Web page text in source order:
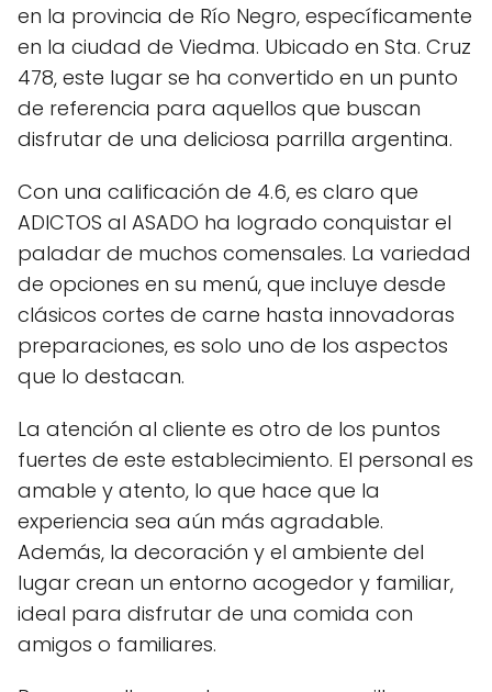
en la provincia de Río Negro, específicamente
en la ciudad de Viedma. Ubicado en Sta. Cruz
478, este lugar se ha convertido en un punto
de referencia para aquellos que buscan
disfrutar de una deliciosa parrilla argentina.
Con una calificación de 4.6, es claro que
ADICTOS al ASADO ha logrado conquistar el
paladar de muchos comensales. La variedad
de opciones en su menú, que incluye desde
clásicos cortes de carne hasta innovadoras
preparaciones, es solo uno de los aspectos
que lo destacan.
La atención al cliente es otro de los puntos
fuertes de este establecimiento. El personal es
amable y atento, lo que hace que la
experiencia sea aún más agradable.
Además, la decoración y el ambiente del
lugar crean un entorno acogedor y familiar,
ideal para disfrutar de una comida con
amigos o familiares.